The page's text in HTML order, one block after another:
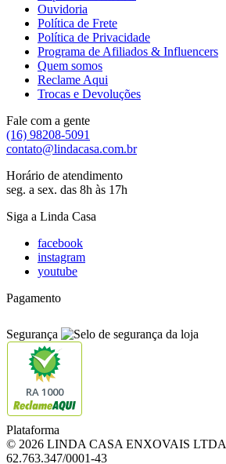
Ouvidoria
Política de Frete
Política de Privacidade
Programa de Afiliados & Influencers
Quem somos
Reclame Aqui
Trocas e Devoluções
Fale com a gente
(16) 98208-5091
contato@lindacasa.com.br
Horário de atendimento
seg. a sex. das 8h às 17h
Siga a Linda Casa
facebook
instagram
youtube
Pagamento
Segurança
RA 1000
Plataforma
© 2026 LINDA CASA ENXOVAIS LTDA
62.763.347/0001-43